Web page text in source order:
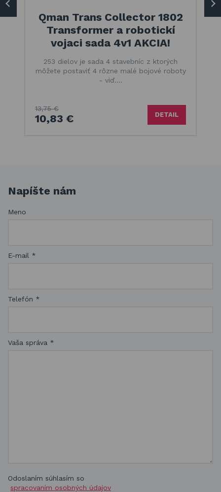
Qman Trans Collector 1802
Transformer a robotickí
vojaci sada 4v1 AKCIA!
253 dielov je sada 4 stavebníc z ktorých
môžete postaviť 4 rôzne malé bojové roboty
- viď.…
13,75 €
10,83 € DETAIL
Napíšte nám
Meno
E-mail *
Telefón *
Vaša správa *
Odoslaním súhlasím so
spracovaním osobných údajov